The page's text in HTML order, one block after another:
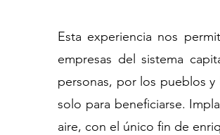
Esta experiencia nos
empresas del sistema
personas, por los pueblos
solo para beneficiarse.
aire, con el único fin de